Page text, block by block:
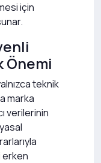
için
Önemi
teknik
marka
verilerinin
erken